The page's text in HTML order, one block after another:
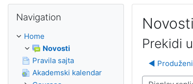
Novosti
Prekidi
◀︎
Navigation
Home
Novosti
Pravila sajta
Akademski kalendar